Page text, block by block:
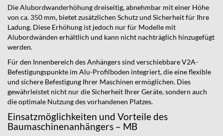
Die Alubordwanderhöhung dreiseitig, abnehmbar mit einer Höhe
von ca. 350 mm, bietet zusätzlichen Schutz und Sicherheit für Ihre
Ladung. Diese Erhöhung ist jedoch nur für Modelle mit
Alubordwänden erhältlich und kann nicht nachträglich hinzugefügt
werden.
Für den Innenbereich des Anhängers sind verschiebbare V2A-
Befestigungspunkte im Alu-Profilboden integriert, die eine flexible
und sichere Befestigung Ihrer Maschinen ermöglichen. Dies
gewährleistet nicht nur die Sicherheit Ihrer Geräte, sondern auch
die optimale Nutzung des vorhandenen Platzes.
Einsatzmöglichkeiten und Vorteile des
Baumaschinenanhängers – MB